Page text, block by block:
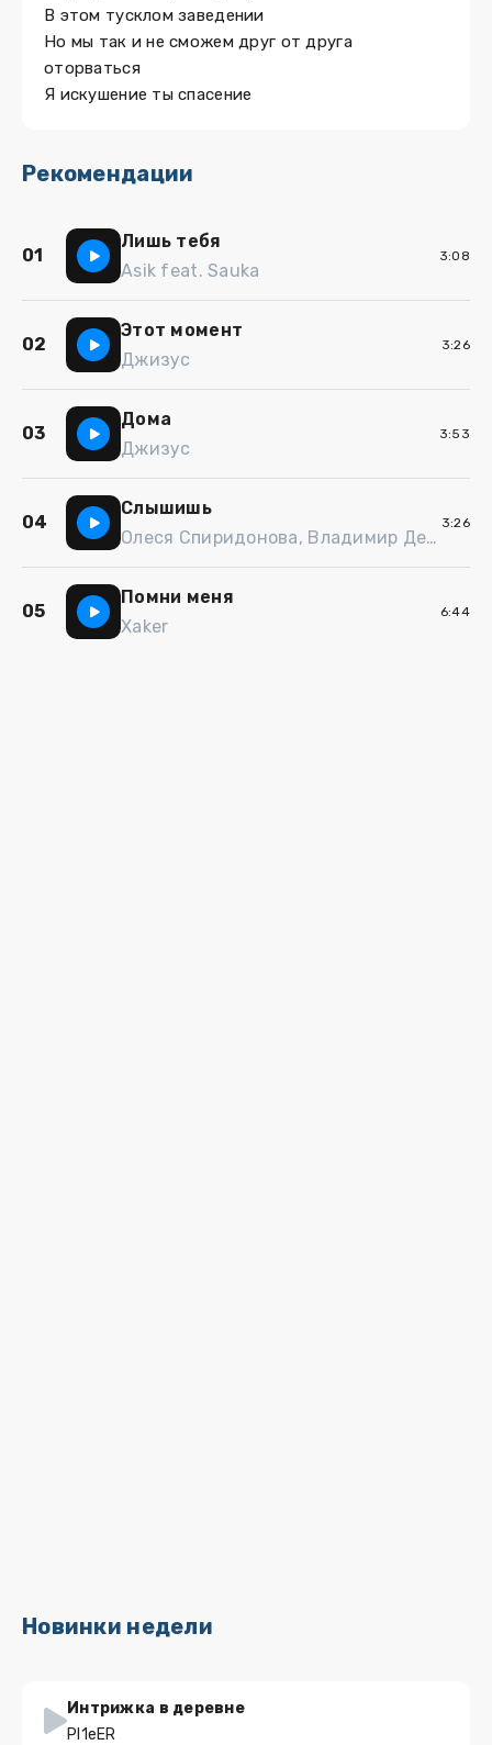
В этом тусклом заведении
Но мы так и не сможем друг от друга
оторваться
Я искушение ты спасение
Рекомендации
01
Лишь тебя
Asik feat. Sauka
3:08
02
Этот момент
Джизус
3:26
03
Дома
Джизус
3:53
04
Слышишь
Олеся Спиридонова, Владимир Денисов
3:26
05
Помни меня
Xaker
6:44
Новинки недели
Интрижка в деревне
PI1eER